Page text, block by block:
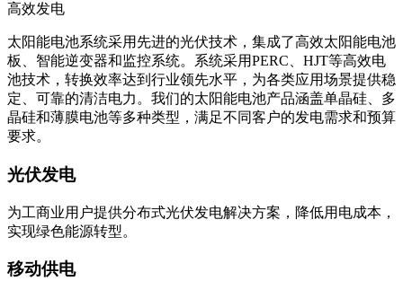
高效发电
太阳能电池系统采用先进的光伏技术，集成了高效太阳能电池
板、智能逆变器和监控系统。系统采用PERC、HJT等高效电
池技术，转换效率达到行业领先水平，为各类应用场景提供稳
定、可靠的清洁电力。我们的太阳能电池产品涵盖单晶硅、多
晶硅和薄膜电池等多种类型，满足不同客户的发电需求和预算
要求。
光伏发电
为工商业用户提供分布式光伏发电解决方案，降低用电成本，
实现绿色能源转型。
移动供电